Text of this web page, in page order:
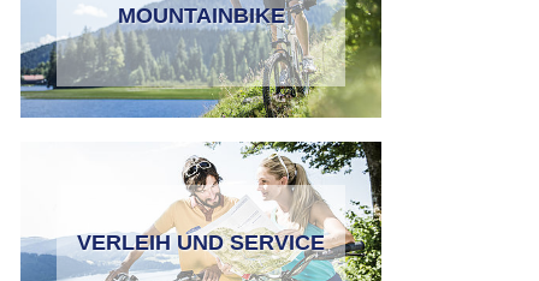
MOUNTAINBIKE
VERLEIH UND SERVICE